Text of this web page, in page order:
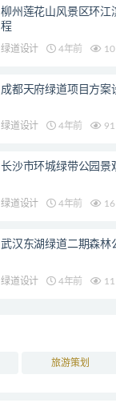
柳州莲花山风景区环江
程
绿道设计 4年前 10
成都天府绿道项目方案
绿道设计 4年前 91
长沙市环城绿带公园景
绿道设计 4年前 16
武汉东湖绿道二期森林
绿道设计 4年前 11
旅游策划